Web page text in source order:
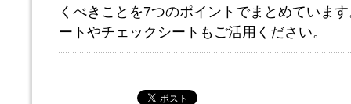
くべきことを7つのポイントでまとめていま
ートやチェックシートもご活用ください。